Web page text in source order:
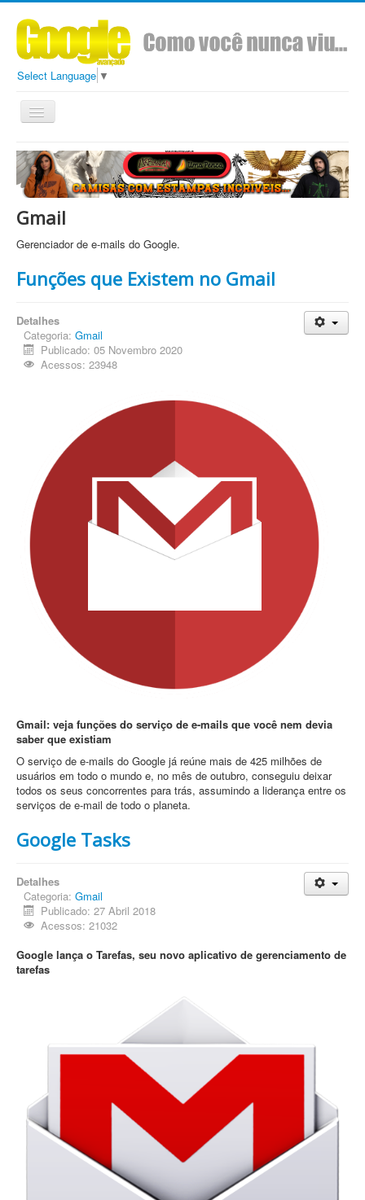
Select Language ▼
Toggle
Navigation
Gmail
Gerenciador de e-mails do Google.
Funções que Existem no Gmail
Detalhes
Categoria: Gmail
Publicado: 05 Novembro 2020
Acessos: 23948
Gmail: veja funções do serviço de e-mails que você nem devia
saber que existiam
O serviço de e-mails do Google já reúne mais de 425 milhões de
usuários em todo o mundo e, no mês de outubro, conseguiu deixar
todos os seus concorrentes para trás, assumindo a liderança entre os
serviços de e-mail de todo o planeta.
Google Tasks
Detalhes
Categoria: Gmail
Publicado: 27 Abril 2018
Acessos: 21032
Google lança o Tarefas, seu novo aplicativo de gerenciamento de
tarefas